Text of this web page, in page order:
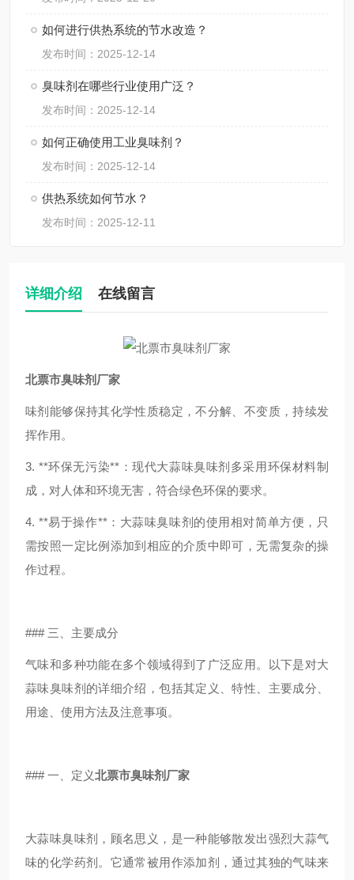
如何进行供热系统的节水改造？
发布时间：2025-12-14
臭味剂在哪些行业使用广泛？
发布时间：2025-12-14
如何正确使用工业臭味剂？
发布时间：2025-12-14
供热系统如何节水？
发布时间：2025-12-11
详细介绍 在线留言
北票市臭味剂厂家
味剂能够保持其化学性质稳定，不分解、不变质，持续发
挥作用。
3. **环保无污染**：现代大蒜味臭味剂多采用环保材料制
成，对人体和环境无害，符合绿色环保的要求。
4. **易于操作**：大蒜味臭味剂的使用相对简单方便，只
需按照一定比例添加到相应的介质中即可，无需复杂的操
作过程。
### 三、主要成分
气味和多种功能在多个领域得到了广泛应用。以下是对大
蒜味臭味剂的详细介绍，包括其定义、特性、主要成分、
用途、使用方法及注意事项。
### 一、定义北票市臭味剂厂家
大蒜味臭味剂，顾名思义，是一种能够散发出强烈大蒜气
味的化学药剂。它通常被用作添加剂，通过其独的气味来